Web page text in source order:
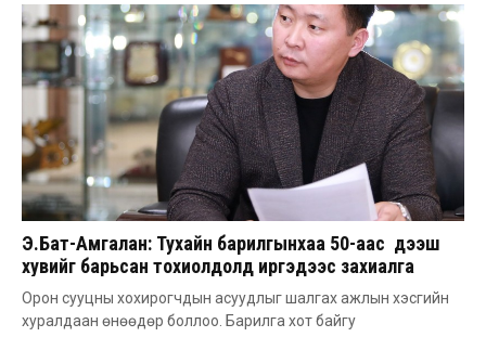
Э.Бат-Амгалан: Тухайн барилгынхаа 50-аас дээш
хувийг барьсан тохиолдолд иргэдээс захиалга
авдаг болгоно
Орон сууцны хохирогчдын асуудлыг шалгах ажлын хэсгийн
хуралдаан өнөөдөр боллоо. Барилга хот байгу